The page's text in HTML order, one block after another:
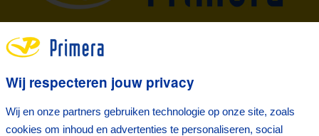
Zoeken
Wij respecteren jouw privacy
Wij en onze partners gebruiken technologie op onze site, zoals
cookies om inhoud en advertenties te personaliseren, social